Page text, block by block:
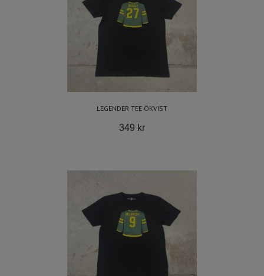
LEGENDER TEE ÖKVIST
349 kr